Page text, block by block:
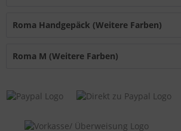
Roma Handgepäck (Weitere Farben)
Roma M (Weitere Farben)